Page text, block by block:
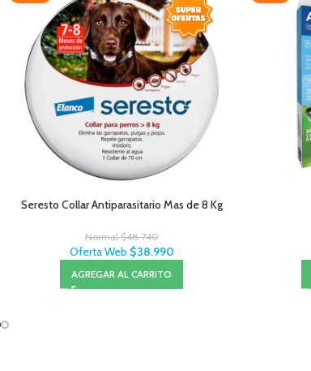
Seresto Collar Antiparasitario Mas de 8 Kg
Normal$48.740
Oferta Web $38.990
AGREGAR AL CARRITO